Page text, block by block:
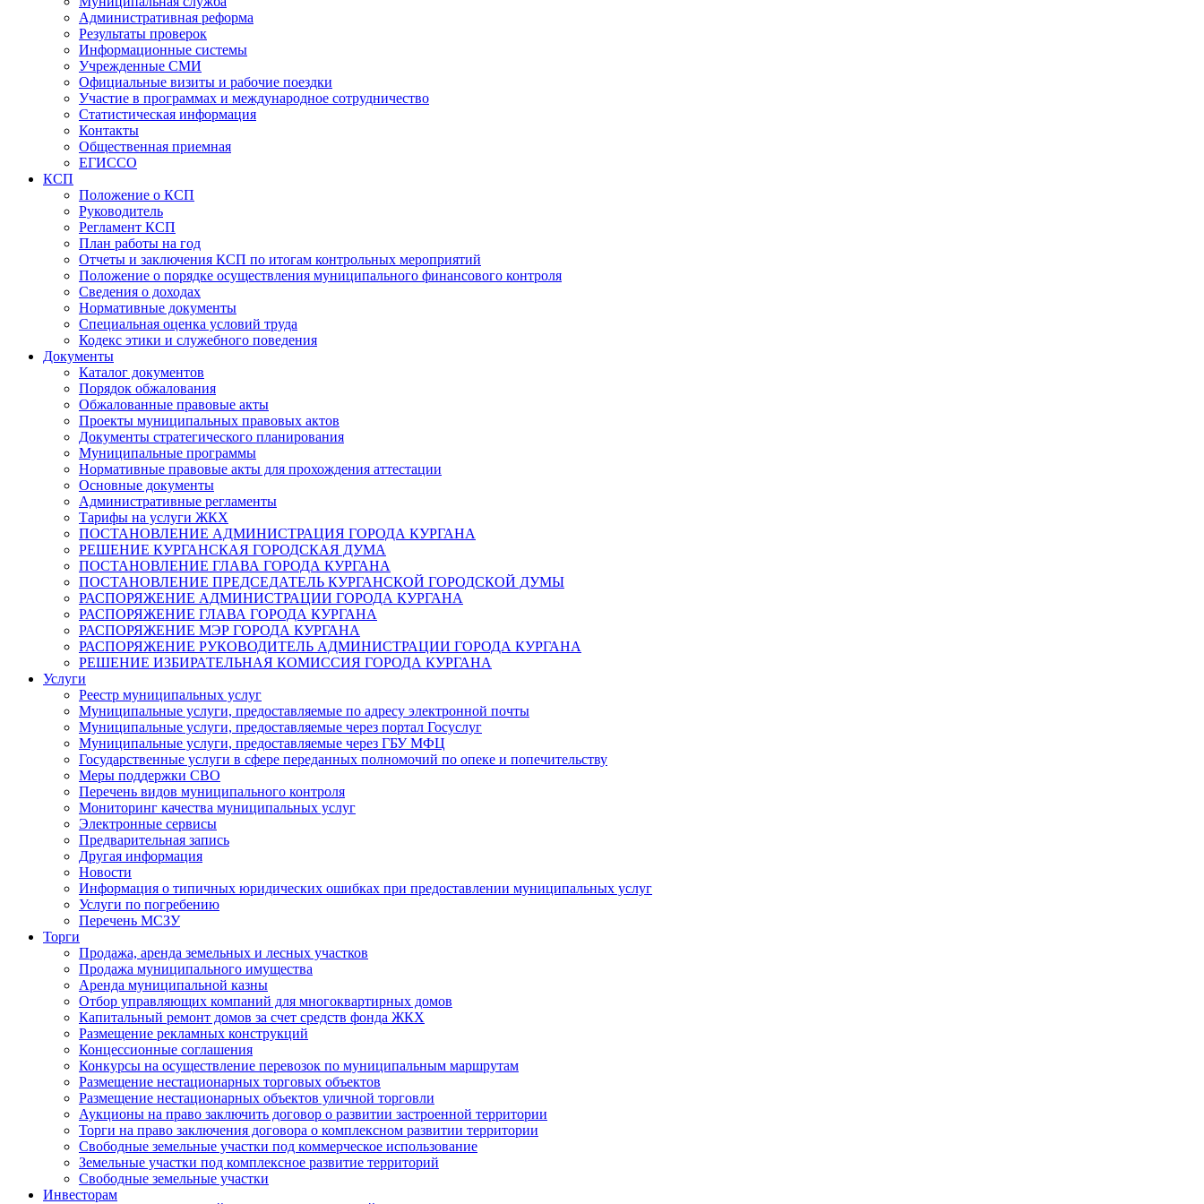
Административная реформа
Результаты проверок
Информационные системы
Учрежденные СМИ
Официальные визиты и рабочие поездки
Участие в программах и международное сотрудничество
Статистическая информация
Контакты
Общественная приемная
ЕГИССО
КСП
Положение о КСП
Руководитель
Регламент КСП
План работы на год
Отчеты и заключения КСП по итогам контрольных мероприятий
Положение о порядке осуществления муниципального финансового контроля
Сведения о доходах
Нормативные документы
Специальная оценка условий труда
Кодекс этики и служебного поведения
Документы
Каталог документов
Порядок обжалования
Обжалованные правовые акты
Проекты муниципальных правовых актов
Документы стратегического планирования
Муниципальные программы
Нормативные правовые акты для прохождения аттестации
Основные документы
Административные регламенты
Тарифы на услуги ЖКХ
ПОСТАНОВЛЕНИЕ АДМИНИСТРАЦИЯ ГОРОДА КУРГАНА
РЕШЕНИЕ КУРГАНСКАЯ ГОРОДСКАЯ ДУМА
ПОСТАНОВЛЕНИЕ ГЛАВА ГОРОДА КУРГАНА
ПОСТАНОВЛЕНИЕ ПРЕДСЕДАТЕЛЬ КУРГАНСКОЙ ГОРОДСКОЙ ДУМЫ
РАСПОРЯЖЕНИЕ АДМИНИСТРАЦИИ ГОРОДА КУРГАНА
РАСПОРЯЖЕНИЕ ГЛАВА ГОРОДА КУРГАНА
РАСПОРЯЖЕНИЕ МЭР ГОРОДА КУРГАНА
РАСПОРЯЖЕНИЕ РУКОВОДИТЕЛЬ АДМИНИСТРАЦИИ ГОРОДА КУРГАНА
РЕШЕНИЕ ИЗБИРАТЕЛЬНАЯ КОМИССИЯ ГОРОДА КУРГАНА
Услуги
Реестр муниципальных услуг
Муниципальные услуги, предоставляемые по адресу электронной почты
Муниципальные услуги, предоставляемые через портал Госуслуг
Муниципальные услуги, предоставляемые через ГБУ МФЦ
Государственные услуги в сфере переданных полномочий по опеке и попечительству
Меры поддержки СВО
Перечень видов муниципального контроля
Мониторинг качества муниципальных услуг
Электронные сервисы
Предварительная запись
Другая информация
Новости
Информация о типичных юридических ошибках при предоставлении муниципальных услуг
Услуги по погребению
Перечень МСЗУ
Торги
Продажа, аренда земельных и лесных участков
Продажа муниципального имущества
Аренда муниципальной казны
Отбор управляющих компаний для многоквартирных домов
Капитальный ремонт домов за счет средств фонда ЖКХ
Размещение рекламных конструкций
Концессионные соглашения
Конкурсы на осуществление перевозок по муниципальным маршрутам
Размещение нестационарных торговых объектов
Размещение нестационарных объектов уличной торговли
Аукционы на право заключить договор о развитии застроенной территории
Торги на право заключения договора о комплексном развитии территории
Свободные земельные участки под коммерческое использование
Земельные участки под комплексное развитие территорий
Свободные земельные участки
Инвесторам